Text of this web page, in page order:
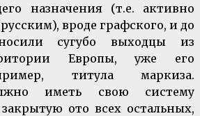
назначения (т.е. активно
вроде графского, и до
сугубо выходцы из
Европы, уже его
титула маркиза.
иметь свою систему
ото всех остальных,